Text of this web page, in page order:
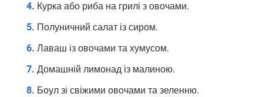
Курка або риба на грилі з овочами.
Полуничний салат із сиром.
Лаваш із овочами та хумусом.
Домашній лимонад із малиною.
Боул зі свіжими овочами та зеленню.